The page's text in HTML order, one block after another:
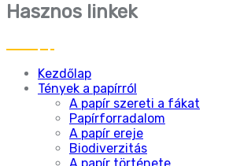
Hasznos linkek
Kezdőlap
Tények a papírról
A papír szereti a fákat
Papírforradalom
A papír ereje
Biodiverzitás